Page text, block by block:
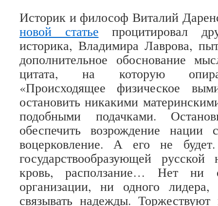
Историк и философ Виталий
новой статье процитировал
историка, Владимира Лаврова,
дополнительное обоснование
цитата, на которую
«Происходящее физическое
остановить никакими
подобными подачками.
обеспечить возрождение нации
воцерковление. А его не
государствообразующей
кровь, расползание… Нет ни
организации, ни одного
связывать надежды. Торжествуют